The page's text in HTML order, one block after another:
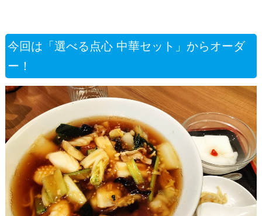
今回は「選べる点心 中華セット」からオーダ
ー！